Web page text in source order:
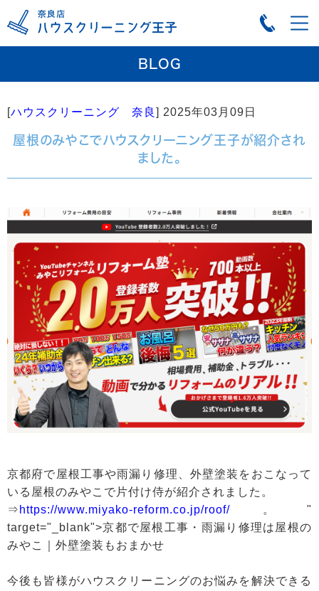
BLOG
[ハウスクリーニング 奈良 ] 2025年03月09日
屋根のみやこでハウスクリーニング王子が紹介され
ました。
京都府で屋根工事や雨漏り修理、外壁塗装をおこなって
いる屋根のみやこで片付け侍が紹介されました。
⇒ https://www.miyako-reform.co.jp/roof/ 。"
target="_blank">京都で屋根工事・雨漏り修理は屋根の
みやこ｜外壁塗装もおまかせ
今後も皆様がハウスクリーニングのお悩みを解決できる